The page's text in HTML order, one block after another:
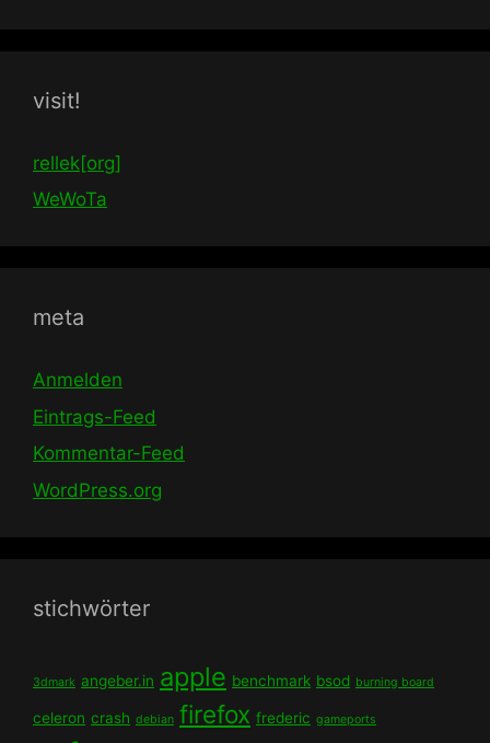
visit!
rellek[org]
WeWoTa
meta
Anmelden
Eintrags-Feed
Kommentar-Feed
WordPress.org
stichwörter
3dmark angeber.in apple benchmark bsod burning board
celeron crash debian firefox frederic gameports